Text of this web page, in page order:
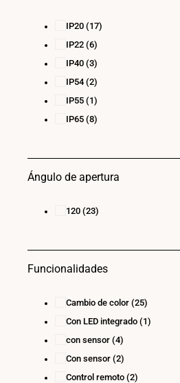
IP20 (17)
IP22 (6)
IP40 (3)
IP54 (2)
IP55 (1)
IP65 (8)
Ángulo de apertura
120 (23)
Funcionalidades
Cambio de color (25)
Con LED integrado (1)
con sensor (4)
Con sensor (2)
Control remoto (2)